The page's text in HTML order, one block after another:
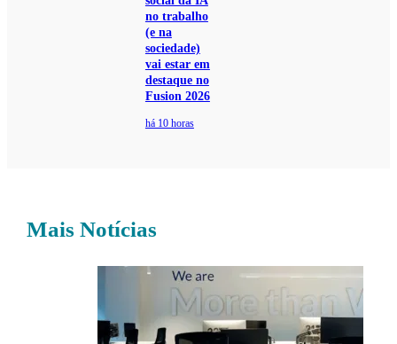
no trabalho
(e na
sociedade)
vai estar em
destaque no
Fusion 2026
há 10 horas
Mais Notícias